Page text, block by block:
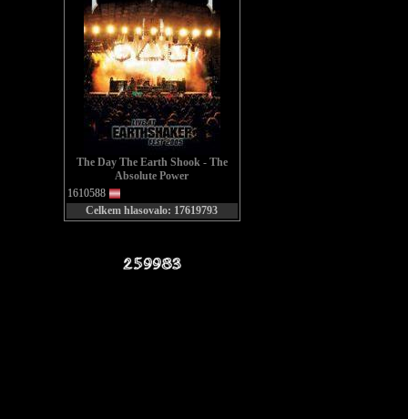
The Day The Earth Shook - The
Absolute Power
1610588
Celkem hlasovalo: 17619793